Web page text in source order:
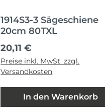
1914S3-3 Sägeschiene
20cm 80TXL
Regulärer Preis:
20,11 €
Preise inkl. MwSt. zzgl.
Versandkosten
In den Warenkorb